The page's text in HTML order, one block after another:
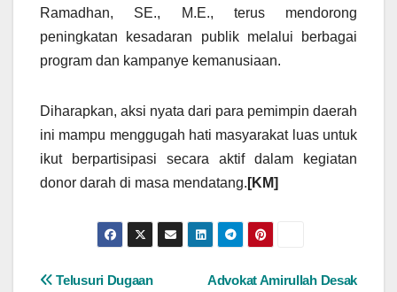
Ramadhan, SE., M.E., terus mendorong
peningkatan kesadaran publik melalui berbagai
program dan kampanye kemanusiaan.
Diharapkan, aksi nyata dari para pemimpin daerah
ini mampu menggugah hati masyarakat luas untuk
ikut berpartisipasi secara aktif dalam kegiatan
donor darah di masa mendatang. [KM]
Navigasi
Advokat Amirullah Desak
Telusuri Dugaan